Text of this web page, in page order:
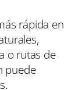
rápida en
o rutas de
puede